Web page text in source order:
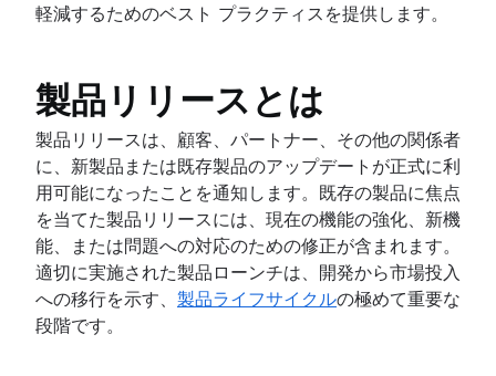
プロジェクト ロードマップ
プロジェクト管理ロードマップ ツール
テクノロジー ロードマップ
プロジェクト スケジューリング ソフトウェア
バックログ管理ツール
ワークフロー管理
ワークフロー事例
プロジェクト ロードマップを作成する方法
スプリント計画用ツール
スプリント デモ
プロジェクト タイムライン ソフトウェア
アジャイルのメリット
ビジネス戦略から開発まで
アジャイルの競争優位性
アジャイルの考え方
アジャイル推進
大規模アジャイル
大規模アジャイルとは
アジャイル ポートフォリオの管理
リーン ポートフォリオ管理
アジャイルの OKR
長期的なアジャイル計画
Scaled Agile Framework
アジャイル Spotify モデル
大規模スクラム
アジャイルな鉄のトライアングル
ソフトウェア開発
ソフトウェア開発とは
ソフトウェア開発者
開発マネージャーとスクラム マスター
Git
ブランチ戦略
Git でブランチを作成
アジャイルデザイン
アジャイル デザインとは
デザイン プロセス
製品デザイン プロセス
協同で行うデザイン作業
アジャイル マーケティング
アジャイル マーケティングとは
マーケティング プロジェクト マネージャー
DevOps
軽減するためのベスト プラクティスを提供します。
製品リリースとは
製品リリースは、顧客、パートナー、その他の関係者
に、新製品または既存製品のアップデートが正式に利
用可能になったことを通知します。既存の製品に焦点
を当てた製品リリースには、現在の機能の強化、新機
能、または問題への対応のための修正が含まれます。
適切に実施された製品ローンチは、開発から市場投入
への移行を示す、 製品ライフサイクルの極めて重要な
段階です。